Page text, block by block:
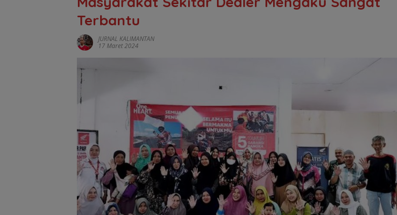
Terbantu
JURNAL KALIMANTAN
17 Maret 2024